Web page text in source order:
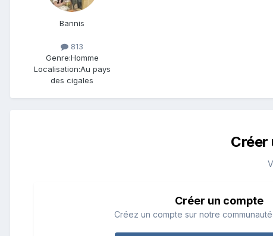
Bannis
813
Genre:Homme
Localisation:Au pays
des cigales
Créer
Créer un compte
Créez un compte sur notre